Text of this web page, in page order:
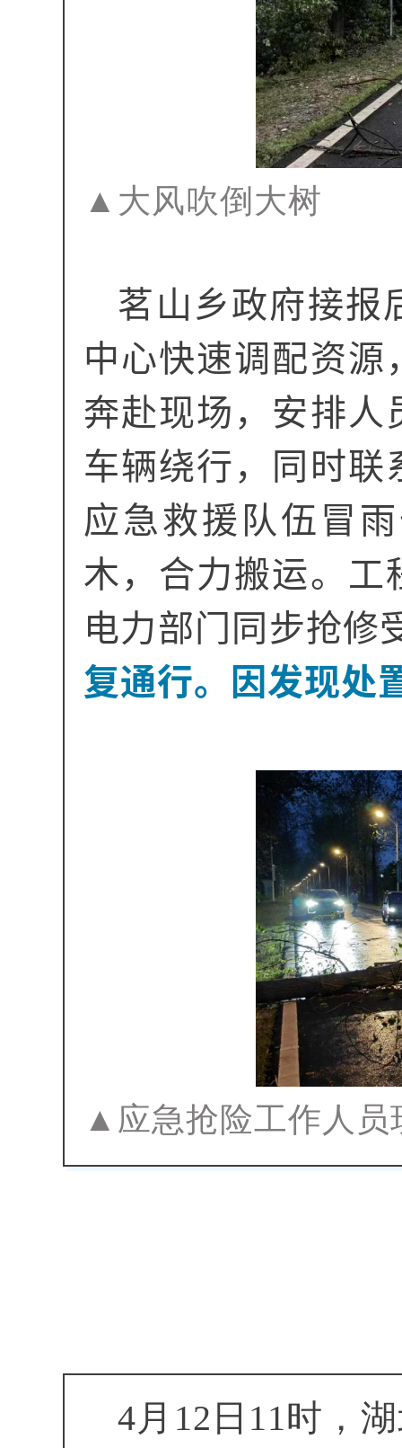
▲大风吹倒大树
茗山乡政府接报
中心快速调配资
奔赴现场，安排
车辆绕行，同时
应急救援队伍冒
木，合力搬运。
电力部门同步抢修
复通行。因发现处
▲应急抢险工作人员
4月12日11时，